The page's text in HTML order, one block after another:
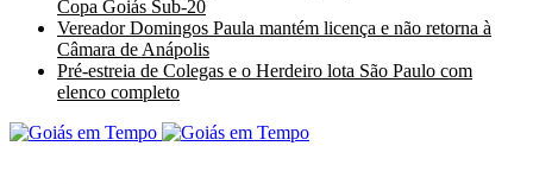
Copa Goiás Sub-20
Vereador Domingos Paula mantém licença e não retorna à
Câmara de Anápolis
Pré-estreia de Colegas e o Herdeiro lota São Paulo com
elenco completo